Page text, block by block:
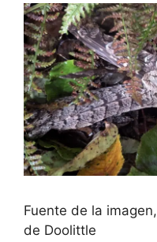
Fuente de la imagen,
de Doolittle